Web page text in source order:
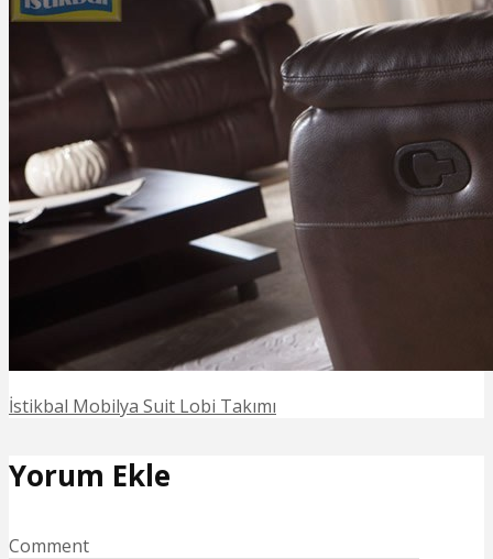
İstikbal Mobilya Suit Lobi Takımı
Yorum Ekle
Comment